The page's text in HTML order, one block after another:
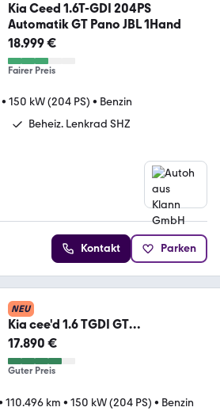
Kia Ceed 1.6T-GDI 204PS
Automatik GT Pano JBL 1Hand
18.999 €
Fairer Preis
• 150 kW (204 PS) • Benzin
Beheiz. Lenkrad SHZ
Kontakt Parken
NEU
Kia cee'd 1.6 TGDI GT
Aut.*NAVI*BiLED*CAM*ACC*SHZ*
17.890 €
Guter Preis
110.496 km • 150 kW (204 PS) • Benzin